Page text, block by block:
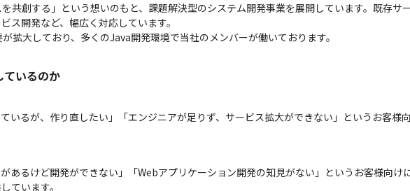
を共創する」という想いのもと、課題解決型のシステム開発事業を展開しています。既存
ス開発など、幅広く対応しています。
拡大しており、多くのJava開発環境で当社のメンバーが働いております。
ているのか
ているが、作り直したい」「エンジニアが足りず、サービス拡大ができない」というお客様
があるけど開発ができない」「Webアプリケーション開発の知見がない」というお客様向
ています。